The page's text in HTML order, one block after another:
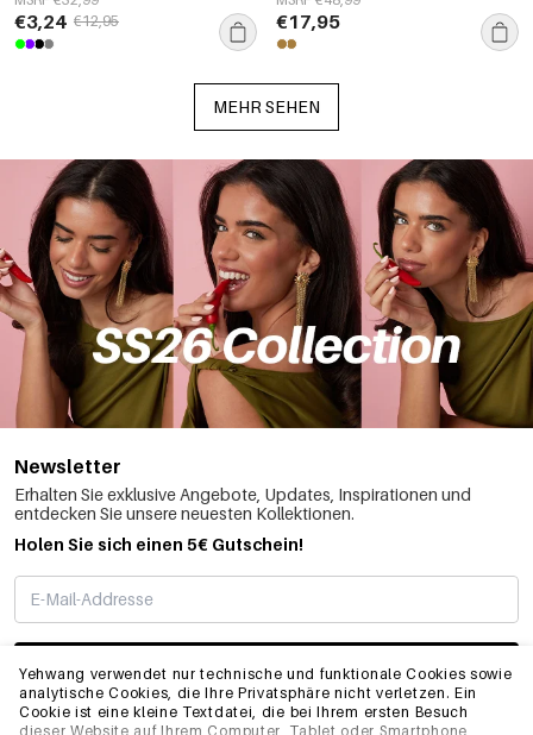
Yehwang verwendet nur technische und funktionale Cookies sowie
analytische Cookies, die Ihre Privatsphäre nicht verletzen. Ein
Cookie ist eine kleine Textdatei, die bei Ihrem ersten Besuch
dieser Website auf Ihrem Computer, Tablet oder Smartphone
€3,24 €12,95 €17,95
MEHR SEHEN
Newsletter
Erhalten Sie exklusive Angebote, Updates, Inspirationen und
entdecken Sie unsere neuesten Kollektionen.
Holen Sie sich einen 5€ Gutschein!
ABONNIEREN